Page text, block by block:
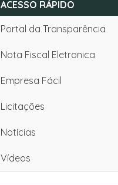
ACESSO RÁPIDO
Portal da Transparência
Nota Fiscal Eletronica
Empresa Fácil
Licitações
Notícias
Vídeos